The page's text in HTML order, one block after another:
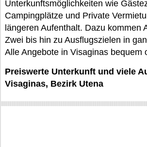
Unterkunftsmöglichkeiten wie
Campingplätze und Private
längeren Aufenthalt. Dazu kommen
Zwei bis hin zu Ausflugszielen in
Alle Angebote in Visaginas bequem
Preiswerte Unterkunft und viele
Visaginas, Bezirk Utena